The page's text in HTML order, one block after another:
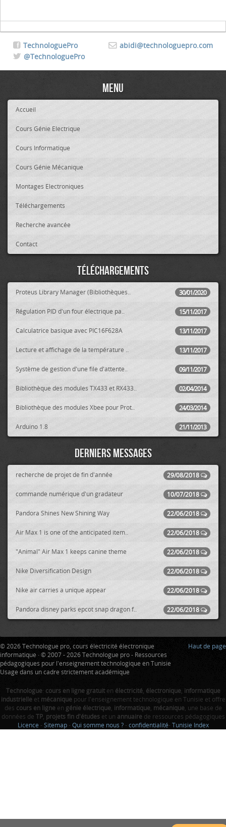
abidi@technologuepro.com
TechnologuePro
@TechnologuePro
Menu
Accueil
Cours Génie Electrique
Cours Informatique
Cours Génie Mécanique
Montages Electroniques
Téléchargements
Recherche avancée
Contact
Téléchargements
30/01/2020
Proteus Library Manager (Bibliothèques..
15/11/2017
Régulation PID d'un four électrique pa..
13/11/2017
Calculatrice basique avec PIC16F628A
13/11/2017
Lecture et affichage de la température ..
09/11/2017
Système de gestion d'une file d'attente..
02/04/2014
Bibliothèque des modules TX433 et RX433..
24/03/2014
Bibliothèque des modules Xbee pour Prot..
21/11/2013
Arduino 1.8
Derniers messages
29/08/2018
recherche de projet de fin d'année
10/07/2018
commande numérique d'un gradateur
22/06/2018
Pandora Shines New Shining Way
22/06/2018
Air Max 1 is one of the anticipated item..
22/06/2018
"Animal" Air Max 1 keeps canine theme
22/06/2018
Nike Diversification Design
22/06/2018
Nike air carries a unique appear
22/06/2018
Pandora disney parks epcot snap dragon f..
Haut de page
© 2026 Technologue pro, cours électricité électronique
informatique · © 2007 - 2026 Technologue pro - Ressources
pédagogiques pour l'enseignement technologique en Tunisie
Usage dans un cadre strictement académique
Technologue: cours en ligne gratuiten électricité, électronique, informatique
industrielleet mécaniquepour l'enseignement technologique en Tunisie et offre
des cours en ligneen génie électrique, informatique, mécanique, une base de
données de TP, projets fin d'étudeset un annuairede ressources pédagogiques
Licence - Sitemap - Qui somme nous ? - confidentialité- Tunisie Index